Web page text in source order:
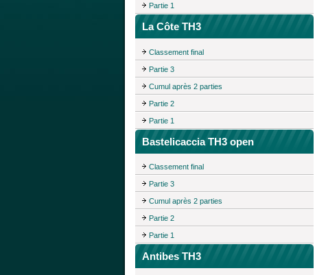
Partie 1
La Côte TH3
Classement final
Partie 3
Cumul après 2 parties
Partie 2
Partie 1
Bastelicaccia TH3 open
Classement final
Partie 3
Cumul après 2 parties
Partie 2
Partie 1
Antibes TH3